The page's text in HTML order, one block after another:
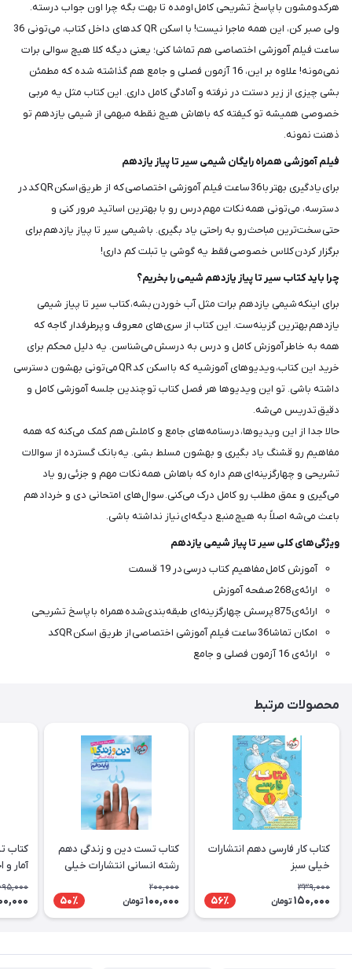
هرکدومشون با پاسخ تشریحی کامل اومده تا بهت بگه چرا اون جواب درسته.
ولی صبر کن، این همه‌ ماجرا نیست! با اسکن QR کدهای داخل کتاب، می‌تونی 36
ساعت فیلم آموزشی اختصاصی هم تماشا کنی؛ یعنی دیگه کلا هیچ سوالی برات
نمی‌مونه! علاوه بر این، 16 آزمون فصلی و جامع هم گذاشته شده که مطمئن
بشی چیزی از زیر دستت در نرفته و آمادگی کامل داری. این کتاب مثل یه مربی
خصوصی همیشه تو کیفته که باهاش هیچ نقطه مبهمی از شیمی یازدهم تو
ذهنت نمونه.
فیلم آموزشی همراه رایگان شیمی سیر تا پیاز یازدهم
برای یادگیری بهتر با 36 ساعت فیلم آموزشی اختصاصی که از طریق اسکن QR کد در
دسترسه، می‌تونی همه نکات مهم درس رو با بهترین اساتید مرور کنی و
حتی سخت‌ترین مباحث رو به راحتی یاد بگیری. با شیمی سیر تا پیاز یازدهم برای
برگزار کردن کلاس خصوصی فقط یه گوشی یا تبلت کم داری!
چرا باید کتاب سیر تا پیاز یازدهم شیمی را بخریم؟
برای اینکه شیمی یازدهم برات مثل آب خوردن بشه، کتاب سیر تا پیاز شیمی
یازدهم بهترین گزینه‌ست. این کتاب از سری‌های معروف و پرطرفدار گاجه که
همه به خاطر آموزش کامل و درس به درسش می‌شناسن. یه دلیل محکم برای
خرید این کتاب، ویدیوهای آموزشیه که با اسکن کد QR می‌تونی بهشون دسترسی
داشته باشی. تو این ویدیوها هر فصل کتاب تو چندین جلسه آموزشی کامل و
دقیق تدریس می‌شه.
حالا جدا از این ویدیوها، درسنامه‌های جامع و کاملش هم کمک می‌کنه که همه
مفاهیم رو قشنگ یاد بگیری و بهشون مسلط بشی. یه بانک گسترده از سوالات
تشریحی و چهارگزینه‌ای هم داره که باهاش همه نکات مهم و جزئی رو یاد
می‌گیری و عمق مطلب رو کامل درک می‌کنی. سوال‌های امتحانی دی و خرداد هم
باعث می‌شه اصلاً به هیچ منبع دیگه‌ای نیاز نداشته باشی.
ویژگی‌های کلی سیر تا پیاز شیمی یازدهم
آموزش کامل مفاهیم کتاب درسی در 19 قسمت
ارائه‌ی 268 صفحه آموزش
ارائه‌ی 875 پرسش چهارگزینه‌ای طبقه‌بندی‌شده همراه با پاسخ تشریحی
امکان تماشا 36 ساعت فیلم آموزشی اختصاصی از طریق اسکن QRکد
ارائه‌ی 16 آزمون فصلی و جامع
محصولات مرتبط
کتاب کار فارسی دهم انتشارات
خیلی سبز
339,000
150,000 تومان 56٪
کتاب تست دین و زندگی دهم
رشته انسانی انتشارات خیلی
200,000
100,000 تومان 50٪
کتاب
آمار و